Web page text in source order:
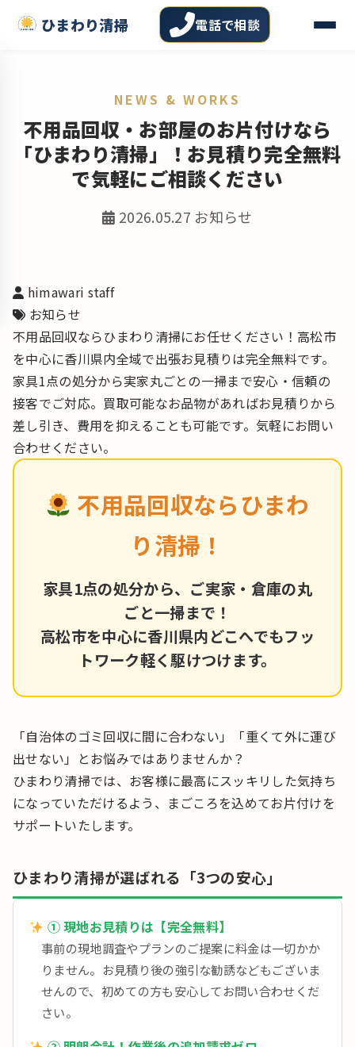
ひまわり清掃 電話で相談
NEWS & WORKS
不用品回収・お部屋のお片付けなら
「ひまわり清掃」！お見積り完全無料
で気軽にご相談ください
2026.05.27 お知らせ
himawari staff
お知らせ
不用品回収ならひまわり清掃にお任せください！高松市
を中心に香川県内全域で出張お見積りは完全無料です。
家具1点の処分から実家丸ごとの一掃まで安心・信頼の
接客でご対応。買取可能なお品物があればお見積りから
差し引き、費用を抑えることも可能です。気軽にお問い
合わせください。
不用品回収ならひまわ
り清掃！
家具1点の処分から、ご実家・倉庫の丸
ごと一掃まで！
高松市を中心に香川県内どこへでもフッ
トワーク軽く駆けつけます。
「自治体のゴミ回収に間に合わない」「重くて外に運び
出せない」とお悩みではありませんか？
ひまわり清掃では、お客様に最高にスッキリした気持ち
になっていただけるよう、まごころを込めてお片付けを
サポートいたします。
ひまわり清掃が選ばれる「3つの安心」
① 現地お見積りは【完全無料】
事前の現地調査やプランのご提案に料金は一切かか
りません。お見積り後の強引な勧誘などもございま
せんので、初めての方も安心してお問い合わせくだ
さい。